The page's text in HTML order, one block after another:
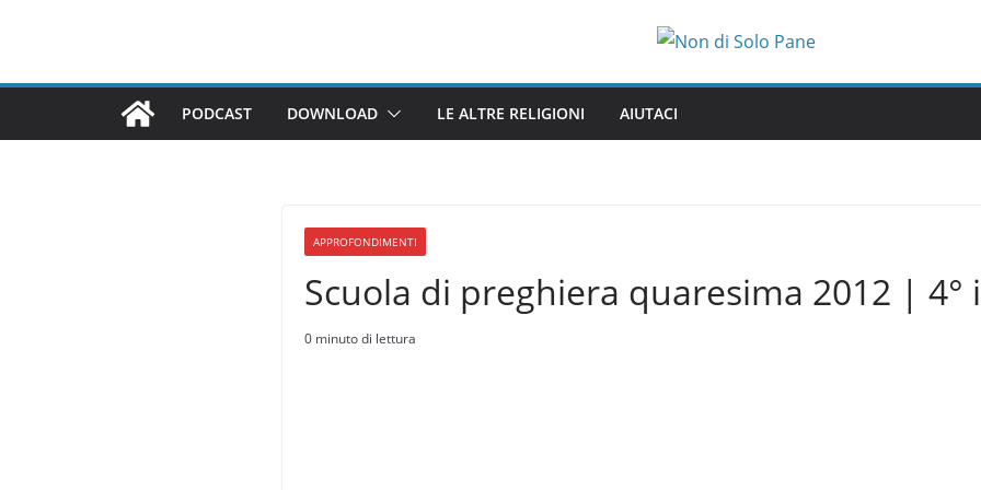
PODCAST DOWNLOAD LE ALTRE RELIGIONI AIUTACI
APPROFONDIMENTI
Scuola di preghiera quaresima 2012 | 4°
0 minuto di lettura